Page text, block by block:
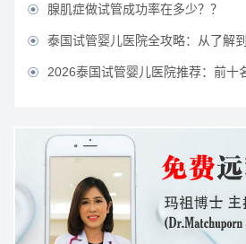
 腺肌症做试管成功率在多少？？
 泰国试管婴儿医院全攻略：从了解
 2026泰国试管婴儿医院推荐：前十